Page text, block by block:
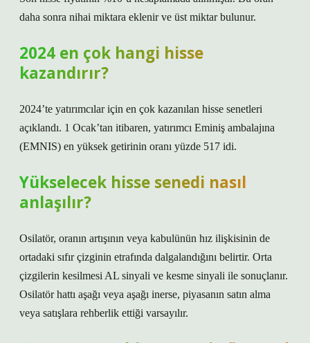
daha sonra nihai miktara eklenir ve üst miktar bulunur.
2024 en çok hangi hisse
kazandırır?
2024’te yatırımcılar için en çok kazanılan hisse senetleri
açıklandı. 1 Ocak’tan itibaren, yatırımcı Eminiş ambalajına
(EMNIS) en yüksek getirinin oranı yüzde 517 idi.
Yükselecek hisse senedi nasıl
anlaşılır?
Osilatör, oranın artışının veya kabulünün hız ilişkisinin de
ortadaki sıfır çizginin etrafında dalgalandığını belirtir. Orta
çizgilerin kesilmesi AL sinyali ve kesme sinyali ile sonuçlanır.
Osilatör hattı aşağı veya aşağı inerse, piyasanın satın alma
veya satışlara rehberlik ettiği varsayılır.